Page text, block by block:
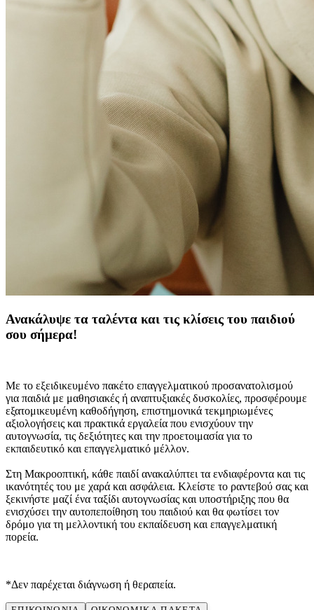
Ανακάλυψε τα ταλέντα και τις κλίσεις του παιδιού
σου σήμερα!
Με το εξειδικευμένο πακέτο επαγγελματικού προσανατολισμού
για παιδιά με μαθησιακές ή αναπτυξιακές δυσκολίες, προσφέρουμε
εξατομικευμένη καθοδήγηση, επιστημονικά τεκμηριωμένες
αξιολογήσεις και πρακτικά εργαλεία που ενισχύουν την
αυτογνωσία, τις δεξιότητες και την προετοιμασία για το
εκπαιδευτικό και επαγγελματικό μέλλον.
Στη Μακροοπτική, κάθε παιδί ανακαλύπτει τα ενδιαφέροντα και τις
ικανότητές του με χαρά και ασφάλεια. Κλείστε το ραντεβού σας και
ξεκινήστε μαζί ένα ταξίδι αυτογνωσίας και υποστήριξης που θα
ενισχύσει την αυτοπεποίθηση του παιδιού και θα φωτίσει τον
δρόμο για τη μελλοντική του εκπαίδευση και επαγγελματική
πορεία.
*Δεν παρέχεται διάγνωση ή θεραπεία.